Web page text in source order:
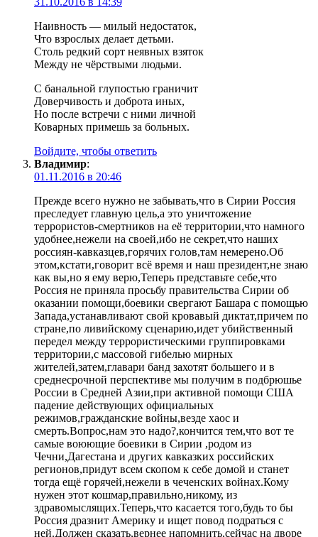
Наивность — милый недостаток,
Что взрослых делает детьми.
Столь редкий сорт неявных взяток
Между не чёрствыми людьми.
С банальной глупостью граничит
Доверчивость и доброта иных,
Но после встречи с ними личной
Коварных примешь за больных.
Войдите, чтобы ответить
Владимир:
01.11.2016 в 20:46
Прежде всего нужно не забывать,что в Сирии Россия
преследует главную цель,а это уничтожение
террористов-смертников на её территории,что намного
удобнее,нежели на своей,ибо не секрет,что наших
россиян-кавказцев,горячих голов,там немерено.Об
этом,кстати,говорит всё время и наш президент,не знаю
как вы,но я ему верю,Теперь представьте себе,что
Россия не приняла просьбу правительства Сирии об
оказании помощи,боевики свергают Башара с помощью
Запада,устанавливают свой кровавый диктат,причем по
стране,по ливийскому сценарию,идет убийственный
передел между террористическими группировками
территории,с массовой гибелью мирных
жителей,затем,главари банд захотят большего и в
среднесрочной перспективе мы получим в подбрюшье
России в Средней Азии,при активной помощи США
падение действующих официальных
режимов,гражданские войны,везде хаос и
смерть.Вопрос,нам это надо?,кончится тем,что вот те
самые воюющие боевики в Сирии ,родом из
Чечни,Дагестана и других кавказких российских
регионов,придут всем скопом к себе домой и станет
тогда ещё горячей,нежели в чеченских войнах.Кому
нужен этот кошмар,правильно,никому, из
здравомыслящих.Теперь,что касается того,будь то бы
Россия дразнит Америку и ищет повод подраться с
ней.Должен сказать,вернее напомнить,сейчас на дворе